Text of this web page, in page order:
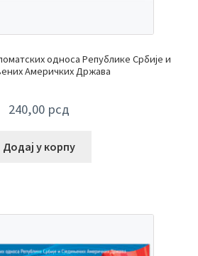
односа Републике Србије и
Америчких Држава
240,00 рсд
Додај у корпу